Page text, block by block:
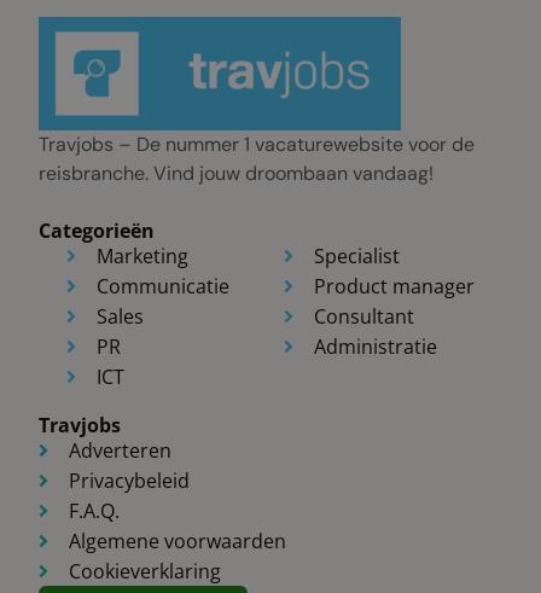
Travjobs – De nummer 1 vacaturewebsite voor de
reisbranche. Vind jouw droombaan vandaag!
Categorieën
Marketing
Communicatie
Sales
PR
ICT
Specialist
Product manager
Consultant
Administratie
Travjobs
Adverteren
Privacybeleid
F.A.Q.
Algemene voorwaarden
Cookieverklaring